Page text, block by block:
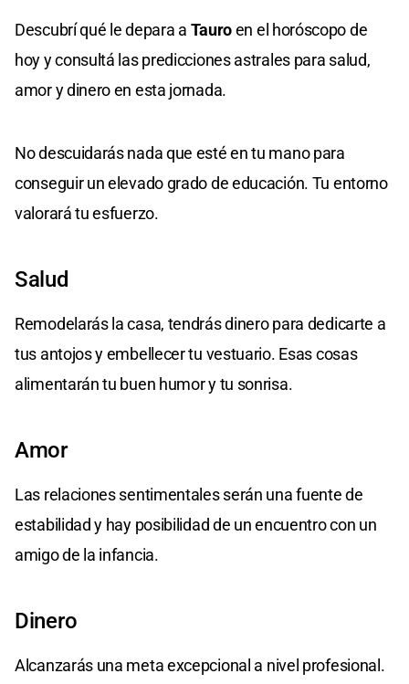
Descubrí qué le depara a Tauroen el horóscopo de
hoy y consultá las predicciones astrales para salud,
amor y dinero en esta jornada.
No descuidarás nada que esté en tu mano para
conseguir un elevado grado de educación. Tu entorno
valorará tu esfuerzo.
Salud
Remodelarás la casa, tendrás dinero para dedicarte a
tus antojos y embellecer tu vestuario. Esas cosas
alimentarán tu buen humor y tu sonrisa.
Amor
Las relaciones sentimentales serán una fuente de
estabilidad y hay posibilidad de un encuentro con un
amigo de la infancia.
Dinero
Alcanzarás una meta excepcional a nivel profesional.